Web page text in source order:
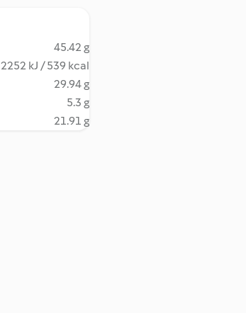
45.42 g
2252 kJ / 539 kcal
29.94 g
5.3 g
21.91 g